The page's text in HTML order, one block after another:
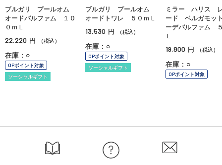
ブルガリ プールオム
オードパルファム １０
０ｍＬ
22,220 円 （税込）
在庫：○
OPポイント対象
ソーシャルギフト
ブルガリ プールオム
オードトワレ ５０ｍＬ
13,530 円 （税込）
在庫：○
OPポイント対象
ソーシャルギフト
ミラー ハリス
ード ベルガモッ
ーデパルファム
Ｌ
19,800 円 （税込）
在庫：○
OPポイント対象